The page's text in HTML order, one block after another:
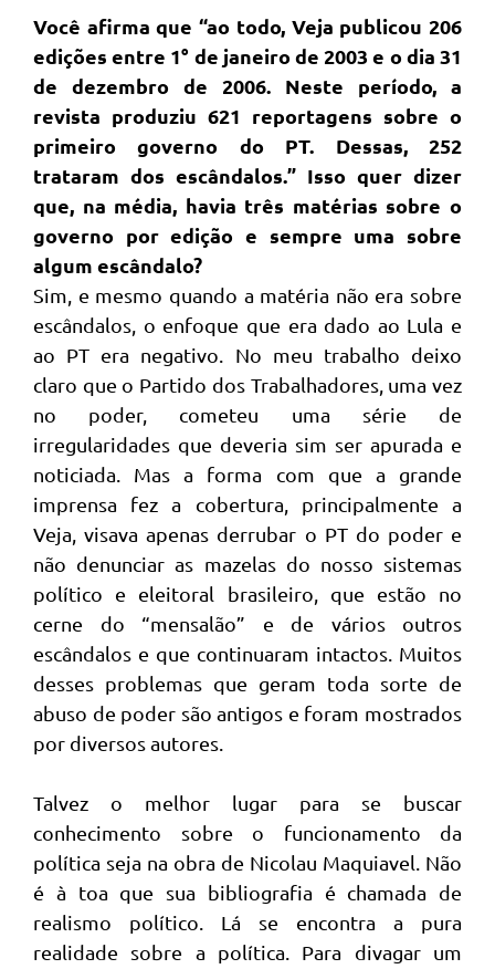
Você afirma que “ao todo, Veja publicou 206
edições entre 1° de janeiro de 2003 e o dia 31
de dezembro de 2006. Neste período, a
revista produziu 621 reportagens sobre o
primeiro governo do PT. Dessas, 252
trataram dos escândalos.” Isso quer dizer
que, na média, havia três matérias sobre o
governo por edição e sempre uma sobre
algum escândalo?
Sim, e mesmo quando a matéria não era sobre
escândalos, o enfoque que era dado ao Lula e
ao PT era negativo. No meu trabalho deixo
claro que o Partido dos Trabalhadores, uma vez
no poder, cometeu uma série de
irregularidades que deveria sim ser apurada e
noticiada. Mas a forma com que a grande
imprensa fez a cobertura, principalmente a
Veja, visava apenas derrubar o PT do poder e
não denunciar as mazelas do nosso sistemas
político e eleitoral brasileiro, que estão no
cerne do “mensalão” e de vários outros
escândalos e que continuaram intactos. Muitos
desses problemas que geram toda sorte de
abuso de poder são antigos e foram mostrados
por diversos autores.
Talvez o melhor lugar para se buscar
conhecimento sobre o funcionamento da
política seja na obra de Nicolau Maquiavel. Não
é à toa que sua bibliografia é chamada de
realismo político. Lá se encontra a pura
realidade sobre a política. Para divagar um